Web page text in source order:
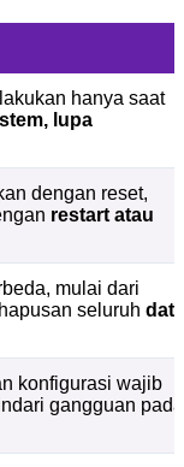
hanya saat
lupa
dengan reset,
restart atau
mulai dari
seluruh data
konfigurasi wajib
gangguan pada